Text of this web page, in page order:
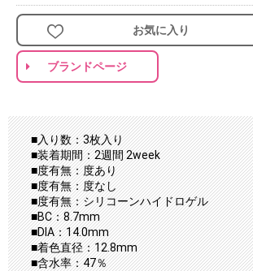
お気に入り
ブランドページ
■入り数：3枚入り
■装着期間：2週間 2week
■度有無：度あり
■度有無：度なし
■度有無：シリコーンハイドロゲル
■BC：8.7mm
■DIA：14.0mm
■着色直径：12.8mm
■含水率：47％